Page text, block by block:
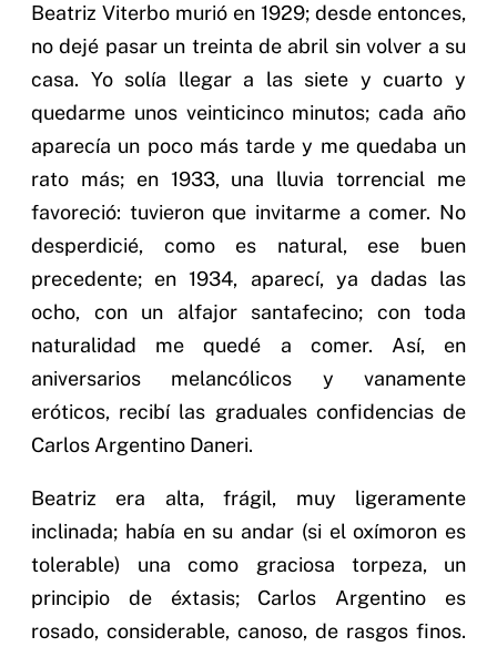
Beatriz Viterbo murió en 1929; desde entonces,
no dejé pasar un treinta de abril sin volver a su
casa. Yo solía llegar a las siete y cuarto y
quedarme unos veinticinco minutos; cada año
aparecía un poco más tarde y me quedaba un
rato más; en 1933, una lluvia torrencial me
favoreció: tuvieron que invitarme a comer. No
desperdicié, como es natural, ese buen
precedente; en 1934, aparecí, ya dadas las
ocho, con un alfajor santafecino; con toda
naturalidad me quedé a comer. Así, en
aniversarios melancólicos y vanamente
eróticos, recibí las graduales confidencias de
Carlos Argentino Daneri.
Beatriz era alta, frágil, muy ligeramente
inclinada; había en su andar (si el oxímoron es
tolerable) una como graciosa torpeza, un
principio de éxtasis; Carlos Argentino es
rosado, considerable, canoso, de rasgos finos.